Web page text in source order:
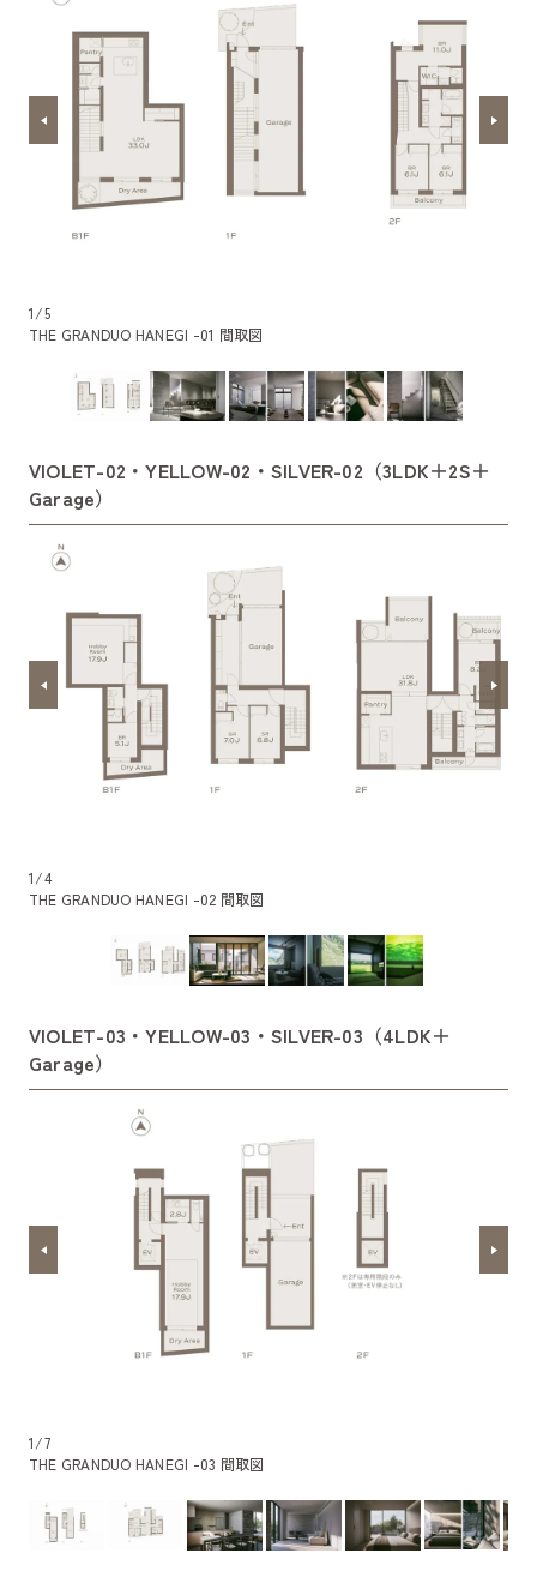
1/5
THE GRANDUO HANEGI -01 間取図
VIOLET-02・YELLOW-02・SILVER-02（3LDK＋2S＋
Garage）
1/4
THE GRANDUO HANEGI -02 間取図
VIOLET-03・YELLOW-03・SILVER-03（4LDK＋
Garage）
1/7
THE GRANDUO HANEGI -03 間取図